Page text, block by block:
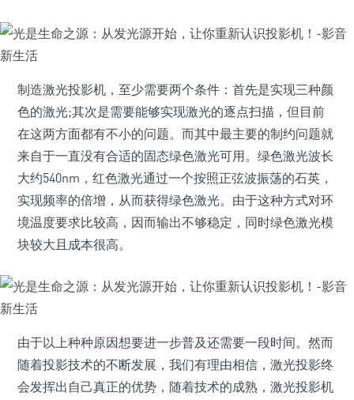
制造激光投影机，至少需要两个条件：首先是实现三种颜
色的激光;其次是需要能够实现激光的逐点扫描，但目前
在这两方面都有不小的问题。而其中最主要的制约问题就
来自于一直没有合适的固态绿色激光可用。绿色激光波长
大约540nm，红色激光通过一个按照正弦波振荡的石英，
实现频率的倍增，从而获得绿色激光。由于这种方式对环
境温度要求比较高，因而输出不够稳定，同时绿色激光模
块较大且成本很高。
由于以上种种原因想要进一步普及还需要一段时间。然而
随着投影技术的不断发展，我们有理由相信，激光投影终
会发挥出自己真正的优势，随着技术的成熟，激光投影机